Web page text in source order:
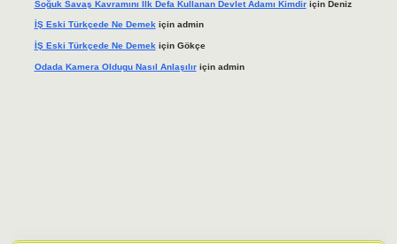
Soğuk Savaş Kavramını Ilk Defa Kullanan Devlet Adamı Kimdiriçin Deniz
İŞ Eski Türkçede Ne Demekiçin admin
İŞ Eski Türkçede Ne Demek için Gökçe
Odada Kamera Oldugu Nasıl Anlaşılıriçin admin